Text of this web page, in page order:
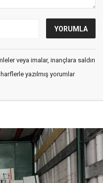
veya imalar, inançlara saldırı
yazılmış yorumlar